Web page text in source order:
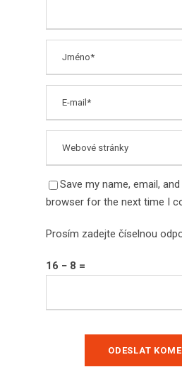
Save my name, email,
browser for the next time I
Prosím zadejte číselnou
16 − 8 =